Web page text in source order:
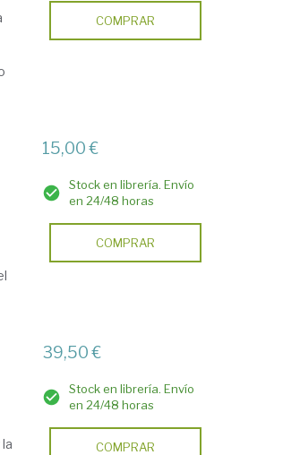
COMPRAR
15,00 €
Stock en librería. Envío
en 24/48 horas
COMPRAR
39,50 €
Stock en librería. Envío
en 24/48 horas
COMPRAR